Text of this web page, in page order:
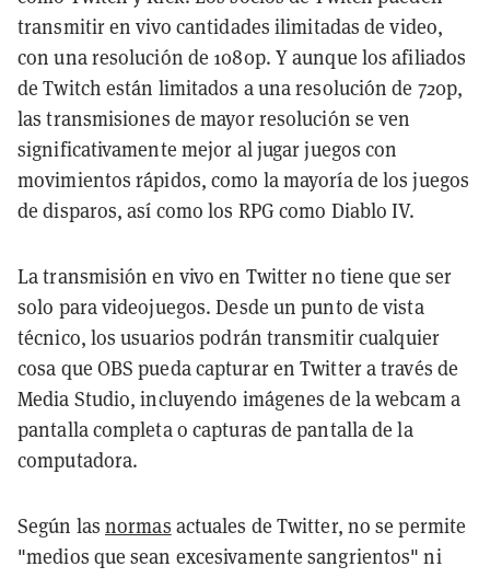
transmitir en vivo cantidades ilimitadas de video,
con una resolución de 1080p. Y aunque los afiliados
de Twitch están limitados a una resolución de 720p,
las transmisiones de mayor resolución se ven
significativamente mejor al jugar juegos con
movimientos rápidos, como la mayoría de los juegos
de disparos, así como los RPG como Diablo IV.
La transmisión en vivo en Twitter no tiene que ser
solo para videojuegos. Desde un punto de vista
técnico, los usuarios podrán transmitir cualquier
cosa que OBS pueda capturar en Twitter a través de
Media Studio, incluyendo imágenes de la webcam a
pantalla completa o capturas de pantalla de la
computadora.
Según las normas actuales de Twitter, no se permite
"medios que sean excesivamente sangrientos" ni